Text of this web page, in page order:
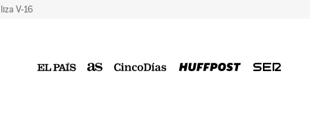
V-16